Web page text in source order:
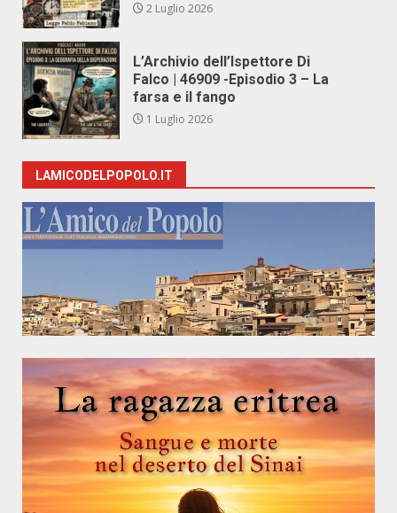
2 Luglio 2026
L’Archivio dell’Ispettore Di
Falco | 46909 -Episodio 3 – La
farsa e il fango
1 Luglio 2026
LAMICODELPOPOLO.IT